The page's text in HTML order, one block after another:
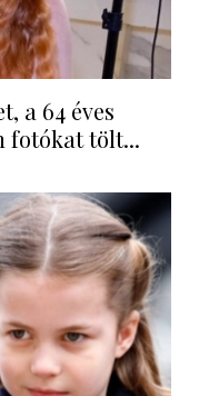
a 64 éves
fotókat tölt...